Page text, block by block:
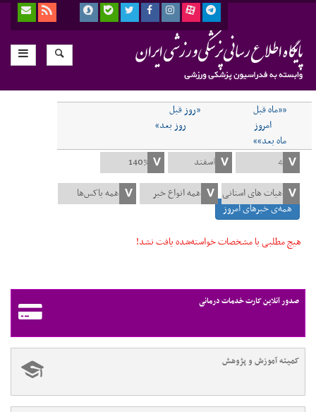
««ماه قبل
«روز قبل
امروز
روز بعد»
ماه بعد»»
همه‌ی خبرهای امروز
هیچ مطلبی با مشخصات خواسته‌شده یافت نشد!
صدور آنلاین کارت خدمات درمانی
کمیته آموزش و پژوهش